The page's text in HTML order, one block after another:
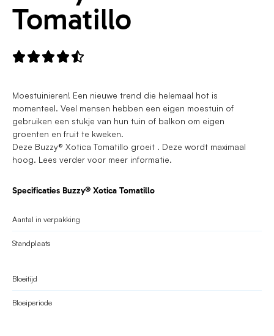
Tomatillo

Moestuinieren! Een nieuwe trend die helemaal hot is
momenteel. Veel mensen hebben een eigen moestuin of
gebruiken een stukje van hun tuin of balkon om eigen
groenten en fruit te kweken.
Deze Buzzy® Xotica Tomatillo groeit . Deze wordt maximaal
hoog. Lees verder voor meer informatie.
Specificaties Buzzy® Xotica Tomatillo
Aantal in verpakking
Standplaats
Bloeitijd
Bloeiperiode